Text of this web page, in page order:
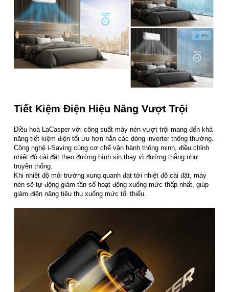
Tiết Kiệm Điện Hiệu Năng Vượt Trội
Điều hoà LaCasper với công suất máy nén vượt trội mang đến khả
năng tiết kiệm điện tối ưu hơn hẳn các dòng inverter thông thường.
Công nghệ i-Saving cùng cơ chế vận hành thông minh, điều chỉnh
nhiệt độ cài đặt theo đường hình sin thay vì đường thẳng như
truyền thống.
Khi nhiệt độ môi trường xung quanh đạt tới nhiệt độ cài đặt, máy
nén sẽ tự động giảm tần số hoạt động xuống mức thấp nhất, giúp
giảm điện năng tiêu thụ xuống mức tối thiểu.